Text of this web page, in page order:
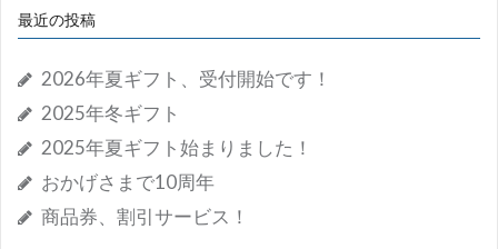
最近の投稿
2026年夏ギフト、受付開始です！
2025年冬ギフト
2025年夏ギフト始まりました！
おかげさまで10周年
商品券、割引サービス！